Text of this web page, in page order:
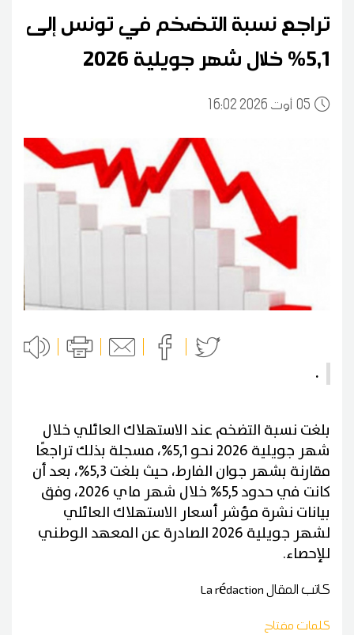
تراجع نسبة التضخم في تونس إلى
5,1% خلال شهر جويلية 2026
0516:02 2026 أوت
.
بلغت نسبة التضخم عند الاستهلاك العائلي خلال
شهر جويلية 2026 نحو 5,1%، مسجلة بذلك تراجعًا
مقارنة بشهر جوان الفارط، حيث بلغت 5,3%، بعد أن
كانت في حدود 5,5% خلال شهر ماي 2026، وفق
بيانات نشرة مؤشر أسعار الاستهلاك العائلي
لشهر جويلية 2026 الصادرة عن المعهد الوطني
للإحصاء.
كاتب المقالLa rédaction
كلمات مفتاح